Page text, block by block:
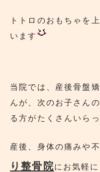
トトロのおもちゃを
います
当院では、産後骨盤
んが、次のお子さん
る方がたくさんいら
産後、身体の痛みや
り整骨院にお気軽